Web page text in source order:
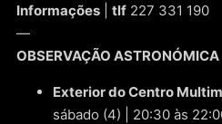
Informações
tlf 227 331 190
—
OBSERVAÇÃO ASTRONÓMICA
Exterior do Centro
sábado (4) | 20:30 às